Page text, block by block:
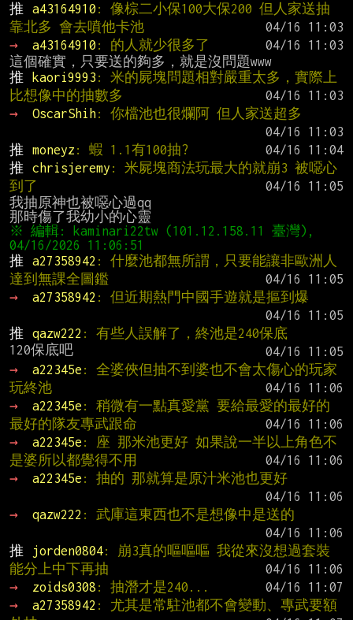
推
a43164910 : 像棕二小保100大保200 但人家送抽
靠北多 會去噴他卡池
→
a43164910 : 的人就少很多了
推
kaori9993 : 米的屍塊問題相對嚴重太多，實際上
比想像中的抽數多
→
OscarShih: 你檔池也很爛阿 但人家送超多
推
moneyz : 蝦 1.1有100抽?
推
chrisjeremy : 米屍塊商法玩最大的就崩3 被噁心
到了
我抽原神也被噁心過qq
※ 編輯: kaminari22tw (101.12.158.11 臺灣),
推
a27358942 : 什麼池都無所謂，只要能讓非歐洲人
達到無課全圖鑑
→
a27358942 : 但近期熱門中國手遊就是摳到爆
推
qazw222 : 有些人誤解了，終池是240保底
→
a22345e : 全婆俠但抽不到婆也不會太傷心的玩家
玩終池
→
a22345e : 稍微有一點真愛黨 要給最愛的最好的
最好的隊友專武跟命
→
a22345e : 座 那米池更好 如果說一半以上角色不
是婆所以都覺得不用
→
a22345e : 抽的 那就算是原汁米池也更好
→
qazw222 : 武庫這東西也不是想像中是送的
推
jorden0804: 崩3真的嘔嘔嘔 我從來沒想過套裝
能分上中下再抽
→
zoids0308 : 抽潛才是240...
→
a27358942 : 尤其是常駐池都不會變動、專武要額